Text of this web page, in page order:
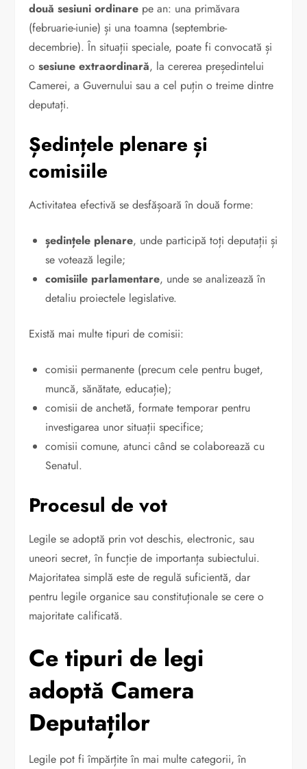
două sesiuni ordinare pe an: una primăvara
(februarie-iunie) și una toamna (septembrie-
decembrie). În situații speciale, poate fi convocată și
osesiune extraordinară, la cererea președintelui
Camerei, a Guvernului sau a cel puțin o treime dintre
deputați.
Ședințele plenare și
comisiile
Activitatea efectivă se desfășoară în două forme:
ședințele plenare, unde participă toți deputații și
se votează legile;
comisiile parlamentare, unde se analizează în
detaliu proiectele legislative.
Există mai multe tipuri de comisii:
comisii permanente (precum cele pentru buget,
muncă, sănătate, educație);
comisii de anchetă, formate temporar pentru
investigarea unor situații specifice;
comisii comune, atunci când se colaborează cu
Senatul.
Procesul de vot
Legile se adoptă prin vot deschis, electronic, sau
uneori secret, în funcție de importanța subiectului.
Majoritatea simplă este de regulă suficientă, dar
pentru legile organice sau constituționale se cere o
majoritate calificată.
Ce tipuri de legi
adoptă Camera
Deputaților
Legile pot fi împărțite în mai multe categorii, în